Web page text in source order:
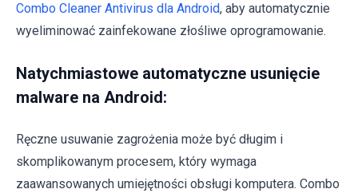
Combo Cleaner Antivirus dla Android, aby automatycznie
wyeliminować zainfekowane złośliwe oprogramowanie.
Natychmiastowe automatyczne usunięcie
malware na Android:
Ręczne usuwanie zagrożenia może być długim i
skomplikowanym procesem, który wymaga
zaawansowanych umiejętności obsługi komputera. Combo